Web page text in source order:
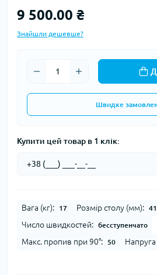
9 500.00 ₴
Знайшли дешевше?
Швидке
Купити цей товар в 1 клік:
Вага (кг): 17 Розмір столу (мм):
Число швидкостей: бесступенчато
Макс. пропив при 90°: 50